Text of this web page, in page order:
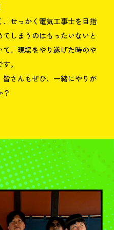
せっかく電気工事士を目指
しまうのはもったいないと
、現場をやり遂げた時のや
。
さんもぜひ、一緒にやりが